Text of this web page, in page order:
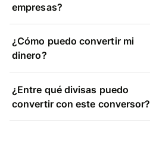
empresas?
¿Cómo puedo convertir mi
dinero?
¿Entre qué divisas puedo
convertir con este conversor?